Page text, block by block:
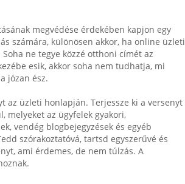
megvédése érdekében kapjon egy
számára, különösen akkor, ha online üzleti
ne tegye közzé otthoni címét az
esik, akkor soha nem tudhatja, mi
józan ész.
az üzleti honlapján. Terjessze ki a versenyt
melyeket az ügyfelek gyakori,
vendég blogbejegyzések és egyéb
szórakoztatóvá, tartsd egyszerűvé és
ami érdemes, de nem túlzás. A